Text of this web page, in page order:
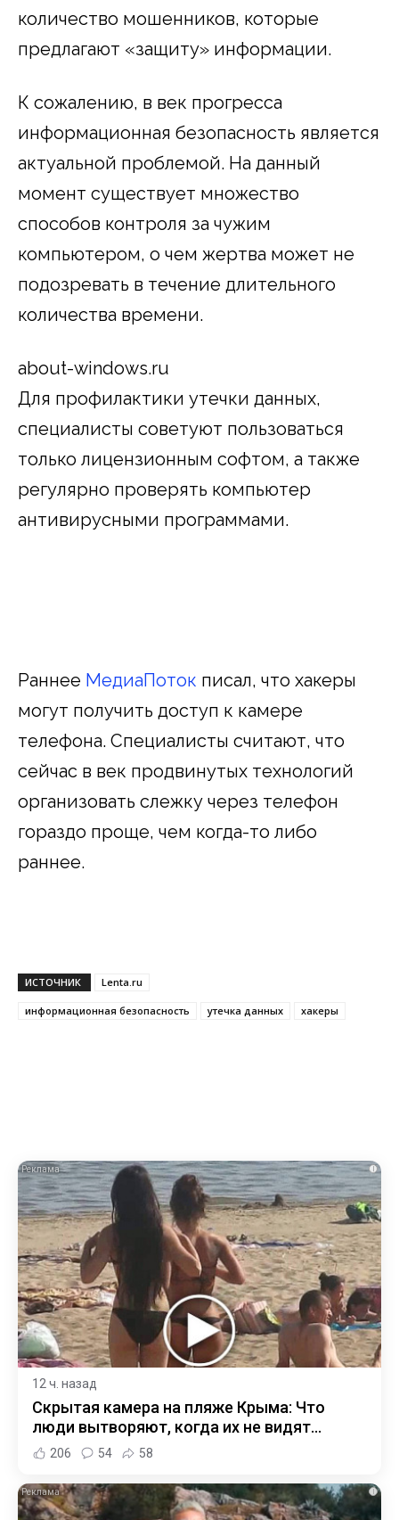
количество мошенников, которые
предлагают «защиту» информации.
К сожалению, в век прогресса
информационная безопасность является
актуальной проблемой. На данный
момент существует множество
способов контроля за чужим
компьютером, о чем жертва может не
подозревать в течение длительного
количества времени.
about-windows.ru
Для профилактики утечки данных,
специалисты советуют пользоваться
только лицензионным софтом, а также
регулярно проверять компьютер
антивирусными программами.
Раннее МедиаПоток писал, что хакеры
могут получить доступ к камере
телефона. Специалисты считают, что
сейчас в век продвинутых технологий
организовать слежку через телефон
гораздо проще, чем когда-то либо
раннее.
ИСТОЧНИК Lenta.ru
информационная безопасность утечка данных хакеры
i
12 ч. назад
Скрытая камера на пляже Крыма: Что
люди вытворяют, когда их не видят...
206 54 58
i